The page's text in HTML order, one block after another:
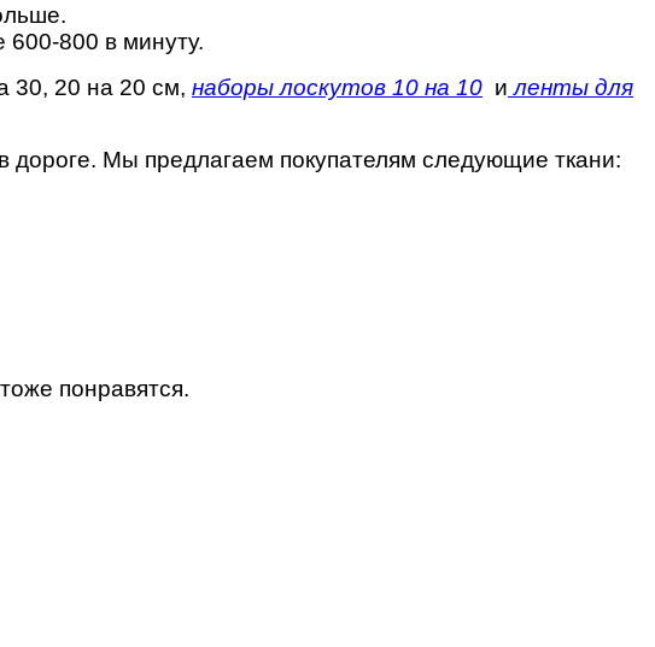
800 в минуту.
30, 20 на 20 см, наборы лоскутов 10 на 10 и ленты для
Мы предлагаем покупателям следующие ткани:
понравятся.